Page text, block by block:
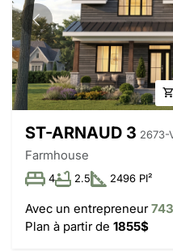
ST-ARNAUD 3 2673-
Farmhouse
4 2.5 2496 PI²
Avec un entrepreneur
Plan à partir de 1855$